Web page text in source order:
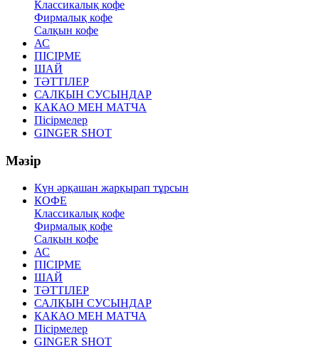
Классикалық кофе
Фирмалық кофе
Салқын кофе
АС
ПІСІРМЕ
ШАЙ
ТӘТТІЛЕР
САЛҚЫН СУСЫНДАР
КАКАО МЕН МАТЧА
Пісірмелер
GINGER SHOT
Мәзір
Күн әрқашан жарқырап тұрсын
КОФЕ
Классикалық кофе
Фирмалық кофе
Салқын кофе
АС
ПІСІРМЕ
ШАЙ
ТӘТТІЛЕР
САЛҚЫН СУСЫНДАР
КАКАО МЕН МАТЧА
Пісірмелер
GINGER SHOT